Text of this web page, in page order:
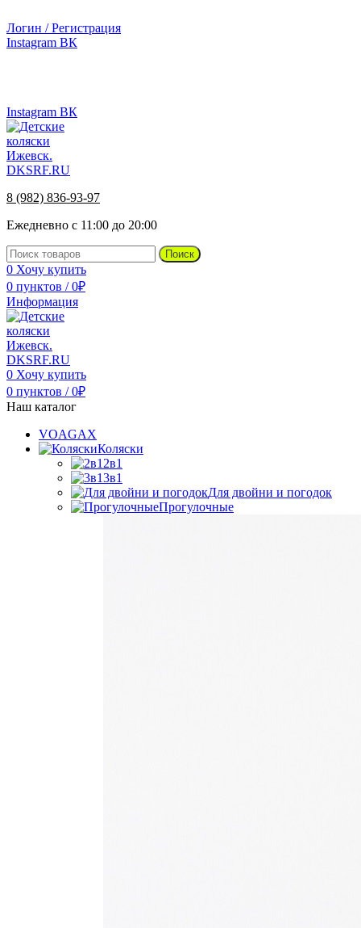
Логин / Регистрация
Instagram ВК
Instagram ВК
8 (982) 836-93-97
Ежедневно с 11:00 до 20:00
Поиск
0 Хочу купить
0 пунктов / 0₽
Информация
0 Хочу купить
0 пунктов / 0₽
Наш каталог
VOAGAX
Коляски
2в1
3в1
Для двойни и погодок
Прогулочные